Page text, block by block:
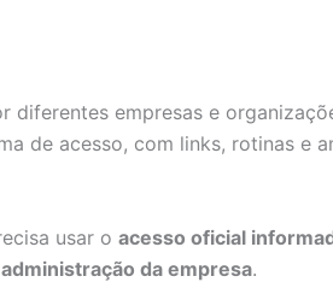
diferentes empresas e
de acesso, com links, rotinas e
usar o acesso oficial
da empresa.